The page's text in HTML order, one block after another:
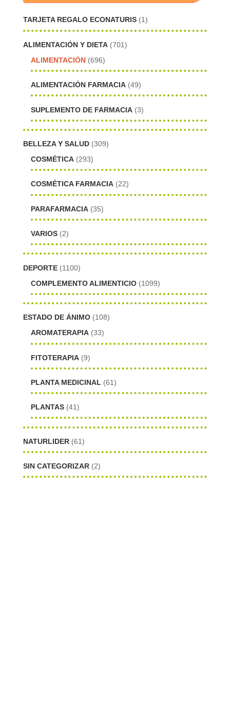
TARJETA REGALO ECONATURIS (1)
ALIMENTACIÓN Y DIETA (701)
ALIMENTACIÓN (696)
ALIMENTACIÓN FARMACIA (49)
SUPLEMENTO DE FARMACIA (3)
BELLEZA Y SALUD (309)
COSMÉTICA (293)
COSMÉTICA FARMACIA (22)
PARAFARMACIA (35)
VARIOS (2)
DEPORTE (1100)
COMPLEMENTO ALIMENTICIO (1099)
ESTADO DE ÁNIMO (108)
AROMATERAPIA (33)
FITOTERAPIA (9)
PLANTA MEDICINAL (61)
PLANTAS (41)
NATURLIDER (61)
SIN CATEGORIZAR (2)